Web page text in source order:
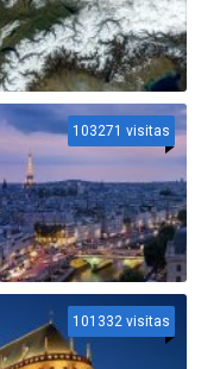
103271 visitas
101332 visitas